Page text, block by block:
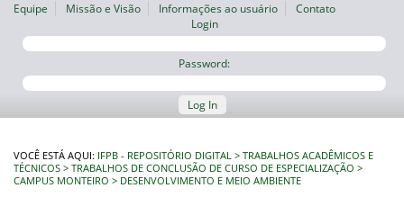
Equipe Missão e Visão Informações ao usuário
Contato
Login
Password:
Log In
VOCÊ ESTÁ AQUI: IFPB - REPOSITÓRIO DIGITAL
TRABALHOS ACADÊMICOS E
TÉCNICOS
TRABALHOS DE CONCLUSÃO DE CURSO DE ESPECIALIZAÇÃO
CAMPUS MONTEIRO
DESENVOLVIMENTO E MEIO AMBIENTE